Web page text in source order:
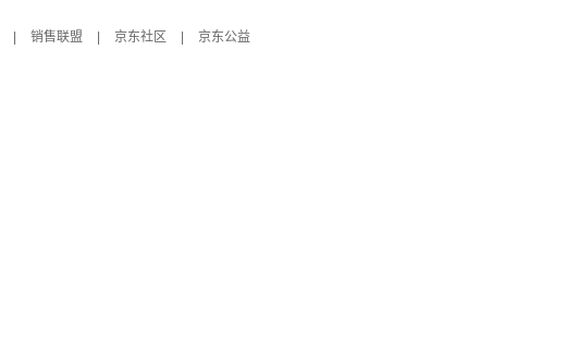
销售联盟 京东社区
京东公益